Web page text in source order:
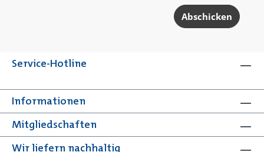
Abschicken
Service-Hotline
Mitgliedschaften
Informationen
Wir liefern nachhaltig